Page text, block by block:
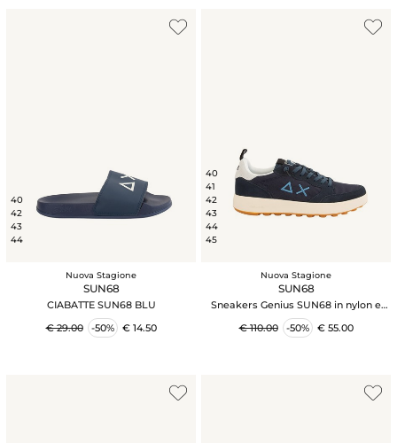
40
42
43
44
Nuova Stagione
SUN68
CIABATTE SUN68 BLU
€ 29.00
-50% € 14.50
40
41
42
43
44
45
Nuova Stagione
SUN68
Sneakers Genius SUN68 in nylon e
suede blu
€ 110.00
-50% € 55.00